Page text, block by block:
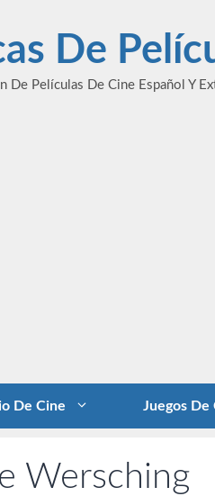
De
De Películas De Cine Español Y
De Cine Juegos De
Wersching